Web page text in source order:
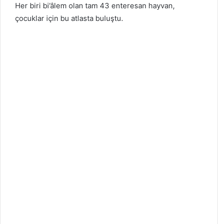
Her biri bi’âlem olan tam 43 enteresan hayvan,
çocuklar için bu atlasta buluştu.